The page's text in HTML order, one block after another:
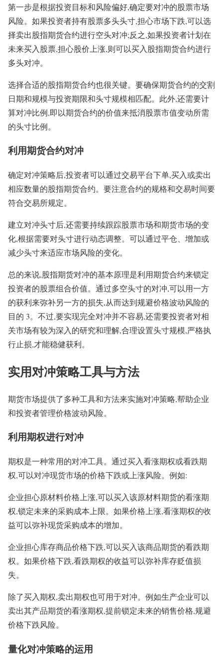
第一步是根据投资目标和风险偏好,确定要对冲的股票市场
风险。如果投资者持有股票多头头寸,担心市场下跌,可以选
择卖出股指期货合约进行空头对冲;反之,如果投资者计划在
未来买入股票,担心股价上涨,则可以买入股指期货合约进行
多头对冲。
选择合适的股指期货合约也很关键。要确保期货合约的交割
日期和规模与投资期限和头寸规模相匹配。此外,还需要计
算对冲比例,即以期货合约的价值来抵消股票市值变动所需
的头寸比例。
利用期货合约对冲
确定对冲策略后,投资者可以通过交易平台下单,买入或卖出
相应数量的股指期货合约。要注意合约的规格和交易时间要
符合交易所规定。
建立对冲头寸后,还需要持续跟踪股票市场和期货市场的变
化,根据需要对头寸进行动态调整。可以通过平仓、增加或
减少头寸来适应市场风险的变化。
总的来说,股指期货对冲的基本原理是利用期货合约来锁定
投资者的股票组合价值。通过多空头寸的对冲,可以用一方
的获利来弥补另一方的损失,从而达到规避价格波动风险的
目的 3。不过,要实现完全对冲并不容易,还需要投资者对相
关市场有较为深入的研究和理解,合理设置头寸规模,严格执
行止损,才能稳健获利。
实用对冲策略工具与方法
期货市场提供了多种工具和方法来实施对冲策略,帮助企业
和投资者管理价格波动风险。
利用期权进行对冲
期权是一种常用的对冲工具。通过买入看涨期权或看跌期
权,可以对冲现货市场的价格下跌或上涨风险。例如:
企业担心原材料价格上涨,可以买入该原材料期货的看涨期
权,锁定未来的采购成本上限。如果价格上涨,看涨期权的收
益可以弥补现货采购成本的增加。
企业担心库存商品价格下跌,可以买入该商品期货的看跌期
权。如果价格下跌,看跌期权的收益可以弥补库存贬值损
失。
除了买入期权,卖出期权也可用于对冲。例如生产企业可以
卖出其产品期货的看涨期权,提前锁定未来的销售价格,规避
价格下跌风险。
量化对冲策略的运用